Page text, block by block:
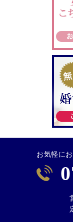
お気軽に